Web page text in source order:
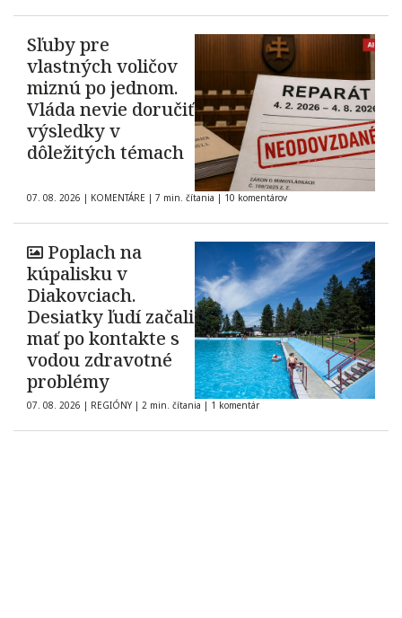
Sľuby pre
vlastných voličov
miznú po jednom.
Vláda nevie doručiť
výsledky v
dôležitých témach
07. 08. 2026 | KOMENTÁRE | 7 min. čítania | 10 komentárov
Poplach na
kúpalisku v
Diakovciach.
Desiatky ľudí začali
mať po kontakte s
vodou zdravotné
problémy
07. 08. 2026 | REGIÓNY | 2 min. čítania | 1 komentár